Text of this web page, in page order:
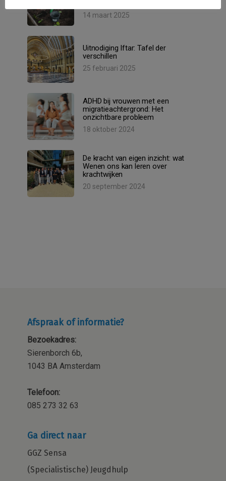
14 maart 2025
Uitnodiging Iftar: Tafel der
verschillen
25 februari 2025
ADHD bij vrouwen met een
migratieachtergrond: Het
onzichtbare probleem
18 oktober 2024
De kracht van eigen inzicht: wat
Wenen ons kan leren over
krachtwijken
20 september 2024
Afspraak of informatie?
Bezoekadres:
Sierenborch 6b,
1043 BA Amsterdam
Telefoon:
085 273 32 63
Ga direct naar
GGZ Sensa
(Specialistische) Jeugdhulp